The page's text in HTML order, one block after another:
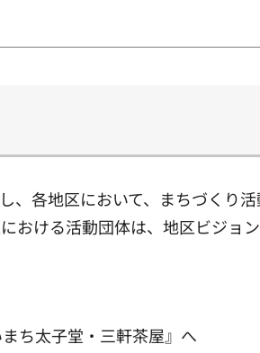
各地区において、まちづくり
おける活動団体は、地区ビジョ
ち太子堂・三軒茶屋』へ